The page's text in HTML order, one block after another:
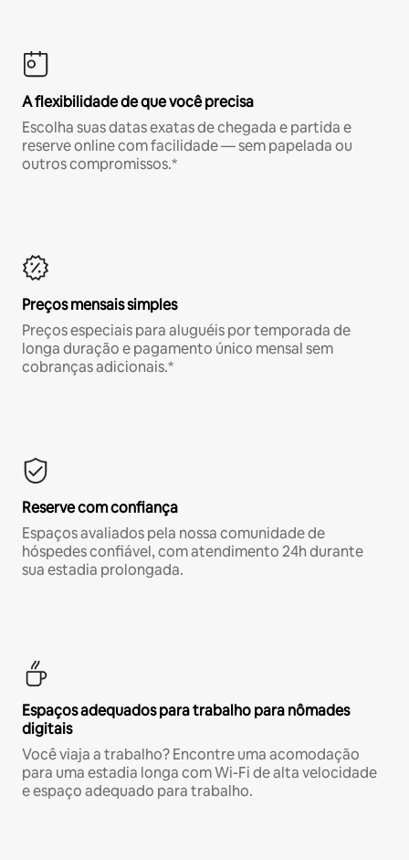
A flexibilidade de que você precisa
Escolha suas datas exatas de chegada e partida e
reserve online com facilidade — sem papelada ou
outros compromissos.*
Preços mensais simples
Preços especiais para aluguéis por temporada de
longa duração e pagamento único mensal sem
cobranças adicionais.*
Reserve com confiança
Espaços avaliados pela nossa comunidade de
hóspedes confiável, com atendimento 24h durante
sua estadia prolongada.
Espaços adequados para trabalho para nômades
digitais
Você viaja a trabalho? Encontre uma acomodação
para uma estadia longa com Wi-Fi de alta velocidade
e espaço adequado para trabalho.